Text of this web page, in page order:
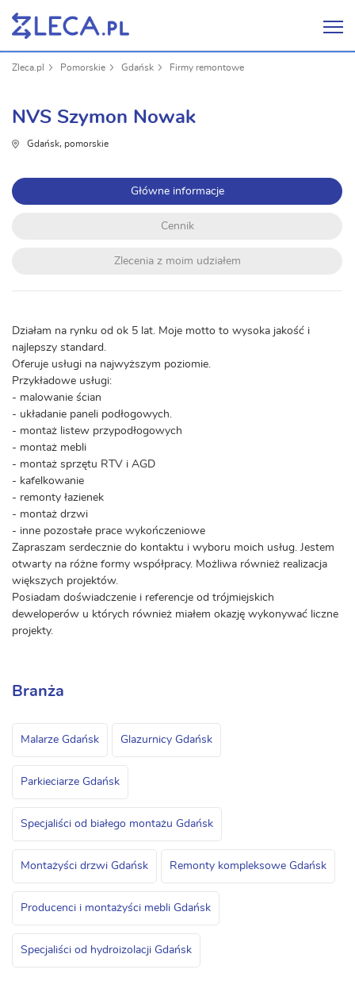
Zleca.pl Pomorskie Gdańsk Firmy remontowe
NVS Szymon Nowak
Gdańsk, pomorskie
Główne informacje
Cennik
Zlecenia z moim udziałem
Działam na rynku od ok 5 lat. Moje motto to wysoka jakość i
najlepszy standard.
Oferuje usługi na najwyższym poziomie.
Przykładowe usługi:
- malowanie ścian
- układanie paneli podłogowych.
- montaż listew przypodłogowych
- montaż mebli
- montaż sprzętu RTV i AGD
- kafelkowanie
- remonty łazienek
- montaż drzwi
- inne pozostałe prace wykończeniowe
Zapraszam serdecznie do kontaktu i wyboru moich usług. Jestem
otwarty na różne formy współpracy. Możliwa również realizacja
większych projektów.
Posiadam doświadczenie i referencje od trójmiejskich
deweloperów u których również miałem okazję wykonywać liczne
projekty.
Branża
Malarze Gdańsk Glazurnicy Gdańsk
Parkieciarze Gdańsk
Specjaliści od białego montażu Gdańsk
Montażyści drzwi Gdańsk Remonty kompleksowe Gdańsk
Producenci i montażyści mebli Gdańsk
Specjaliści od hydroizolacji Gdańsk